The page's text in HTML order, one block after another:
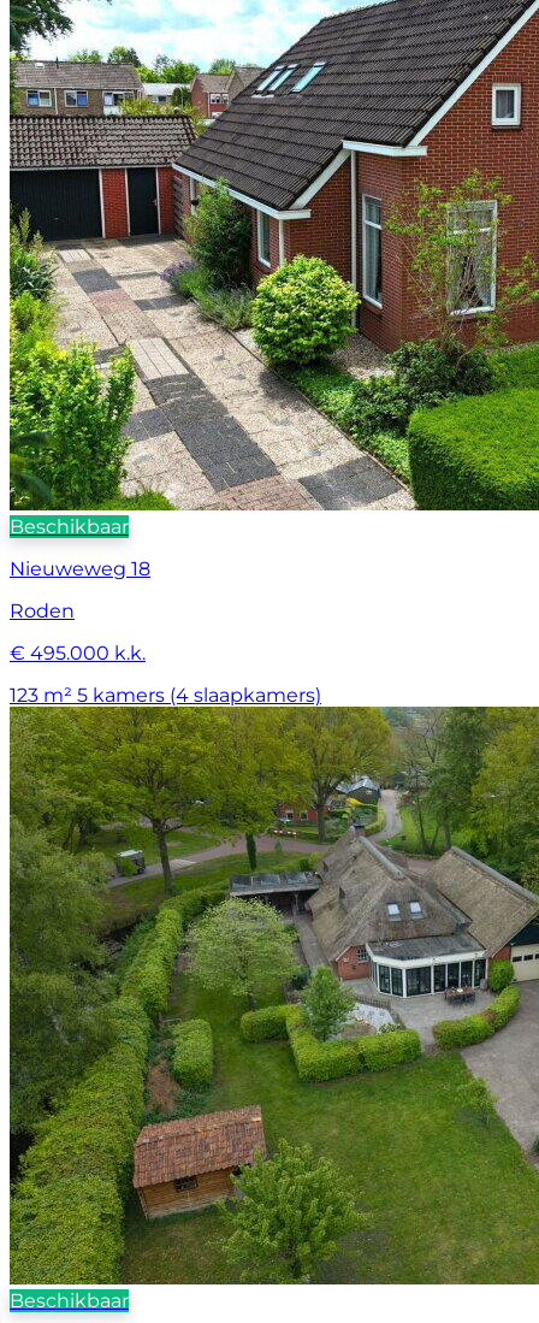
Beschikbaar
Nieuweweg 18
Roden
€ 495.000 k.k.
123 m² 5 kamers (4 slaapkamers)
Beschikbaar